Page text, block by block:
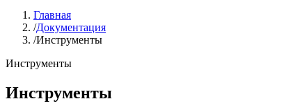
Главная
/Документация
/Инструменты
Инструменты
Инструменты